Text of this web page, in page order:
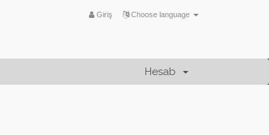
Choose language
Giriş
Hesab